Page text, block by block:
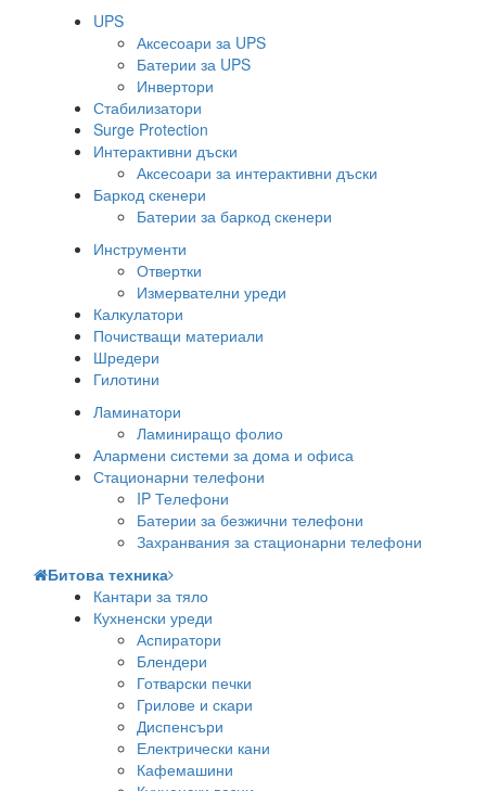
UPS
Аксесоари за UPS
Батерии за UPS
Инвертори
Стабилизатори
Surge Protection
Интерактивни дъски
Аксесоари за интерактивни дъски
Баркод скенери
Батерии за баркод скенери
Инструменти
Отвертки
Измервателни уреди
Калкулатори
Почистващи материали
Шредери
Гилотини
Ламинатори
Ламиниращо фолио
Алармени системи за дома и офиса
Стационарни телефони
IP Телефони
Батерии за безжични телефони
Захранвания за стационарни телефони
Битова техника
Кантари за тяло
Кухненски уреди
Аспиратори
Блендери
Готварски печки
Грилове и скари
Диспенсъри
Електрически кани
Кафемашини